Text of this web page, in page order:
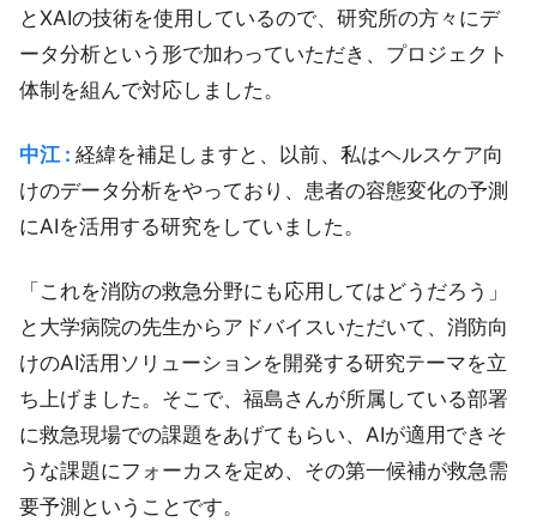
とXAIの技術を使用しているので、研究所の方々にデ
ータ分析という形で加わっていただき、プロジェクト
体制を組んで対応しました。
中江 : 経緯を補足しますと、以前、私はヘルスケア向
けのデータ分析をやっており、患者の容態変化の予測
にAIを活用する研究をしていました。
「これを消防の救急分野にも応用してはどうだろう」
と大学病院の先生からアドバイスいただいて、消防向
けのAI活用ソリューションを開発する研究テーマを立
ち上げました。そこで、福島さんが所属している部署
に救急現場での課題をあげてもらい、AIが適用できそ
うな課題にフォーカスを定め、その第一候補が救急需
要予測ということです。